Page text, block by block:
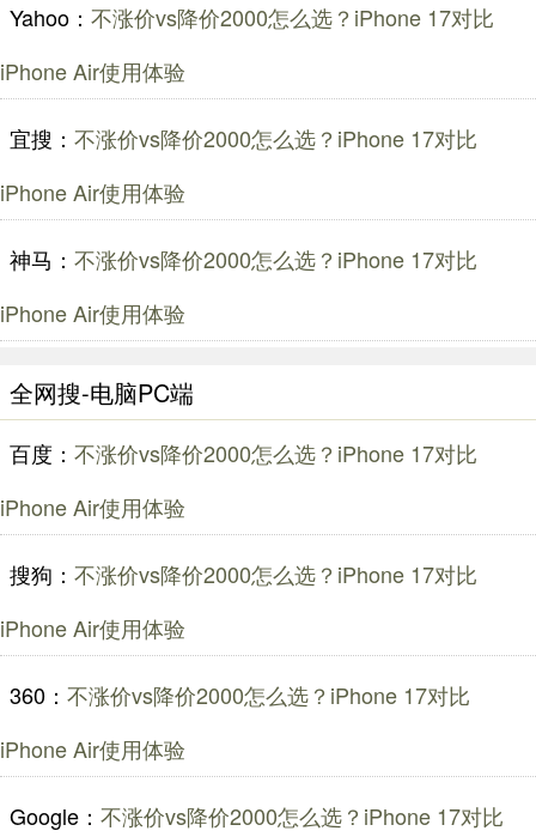
Yahoo： 不涨价vs降价2000怎么选？iPhone 17对比
iPhone Air使用体验
宜搜： 不涨价vs降价2000怎么选？iPhone 17对比
iPhone Air使用体验
神马： 不涨价vs降价2000怎么选？iPhone 17对比
iPhone Air使用体验
全网搜-电脑PC端
百度： 不涨价vs降价2000怎么选？iPhone 17对比
iPhone Air使用体验
搜狗： 不涨价vs降价2000怎么选？iPhone 17对比
iPhone Air使用体验
360： 不涨价vs降价2000怎么选？iPhone 17对比
iPhone Air使用体验
Google： 不涨价vs降价2000怎么选？iPhone 17对比